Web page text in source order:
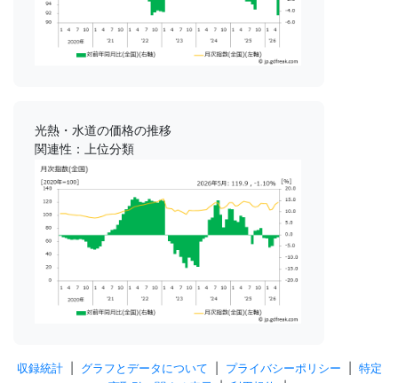
光熱・水道の価格の推移
関連性：上位分類
収録統計| グラフとデータについて プライバシーポリシー
特定